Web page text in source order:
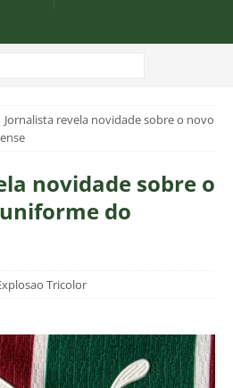
Jornalista revela novidade sobre o novo
novidade sobre o
do
Tricolor